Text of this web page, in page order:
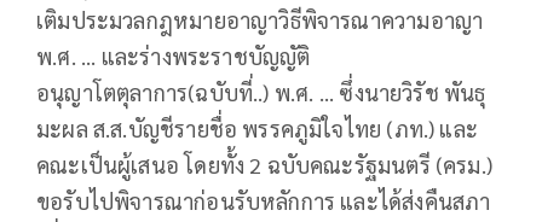
เติมประมวลกฎหมายอาญาวิธีพิจารณาความอาญา
พ.ศ. ... และร่างพระราชบัญญัติ
อนุญาโตตุลาการ(ฉบับที่..) พ.ศ. ... ซึ่งนายวิรัช พันธุ
มะผล ส.ส.บัญชีรายชื่อ พรรคภูมิใจไทย (ภท.) และ
คณะเป็นผู้เสนอ โดยทั้ง 2 ฉบับคณะรัฐมนตรี (ครม.)
ขอรับไปพิจารณาก่อนรับหลักการ และได้ส่งคืนสภา